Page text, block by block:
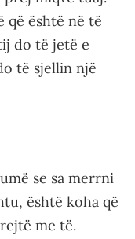
që është në të
do të jetë e
të sjellin një
se sa merrni
është koha që
me të.